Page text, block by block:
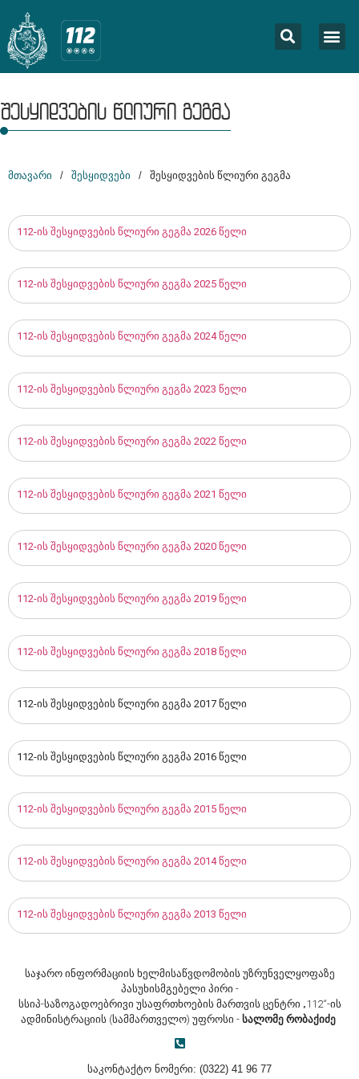
შესყიდვების წლიური გეგმა
მთავარი / შესყიდვები / შესყიდვების წლიური გეგმა
112-ის შესყიდვების წლიური გეგმა 2026 წელი
112-ის შესყიდვების წლიური გეგმა 2025 წელი
112-ის შესყიდვების წლიური გეგმა 2024 წელი
112-ის შესყიდვების წლიური გეგმა 2023 წელი
112-ის შესყიდვების წლიური გეგმა 2022 წელი
112-ის შესყიდვების წლიური გეგმა 2021 წელი
112-ის შესყიდვების წლიური გეგმა 2020 წელი
112-ის შესყიდვების წლიური გეგმა 2019 წელი
112-ის შესყიდვების წლიური გეგმა 2018 წელი
112-ის შესყიდვების წლიური გეგმა 2017 წელი
112-ის შესყიდვების წლიური გეგმა 2016 წელი
112-ის შესყიდვების წლიური გეგმა 2015 წელი
112-ის შესყიდვების წლიური გეგმა 2014 წელი
112-ის შესყიდვების წლიური გეგმა 2013 წელი
საჯარო ინფორმაციის ხელმისაწვდომობის უზრუნველყოფაზე
პასუხისმგებელი პირი -
სსიპ-საზოგადოებრივი უსაფრთხოების მართვის ცენტრი „112“-ის
ადმინისტრაციის (სამმართველო) უფროსი - სალომე რობაქიძე
საკონტაქტო ნომერი: (0322) 41 96 77